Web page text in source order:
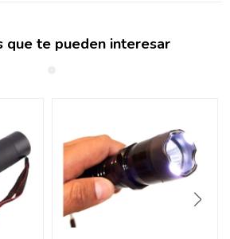
que te pueden interesar